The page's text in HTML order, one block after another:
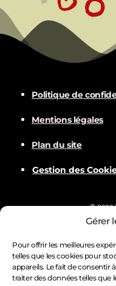
Gérer
Pour offrir les meilleures
telles que les cookies pour
appareils. Le fait de consentir
traiter des données telles
Politique de
Mentions légales
Plan du site
Gestion des
©2022